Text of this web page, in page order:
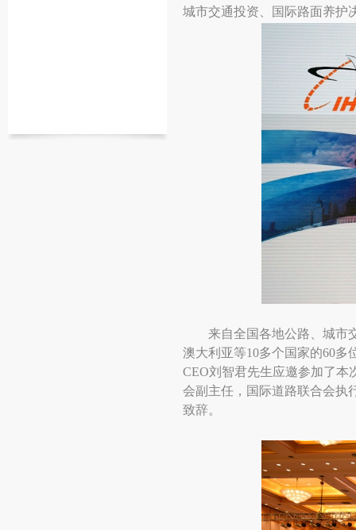
城市交通投资、国际路面养护
来自全国各地公路、城市
澳大利亚等10多个国家的60多
CEO刘智君先生应邀参加了本
会副主任，国际道路联合会执
致辞。